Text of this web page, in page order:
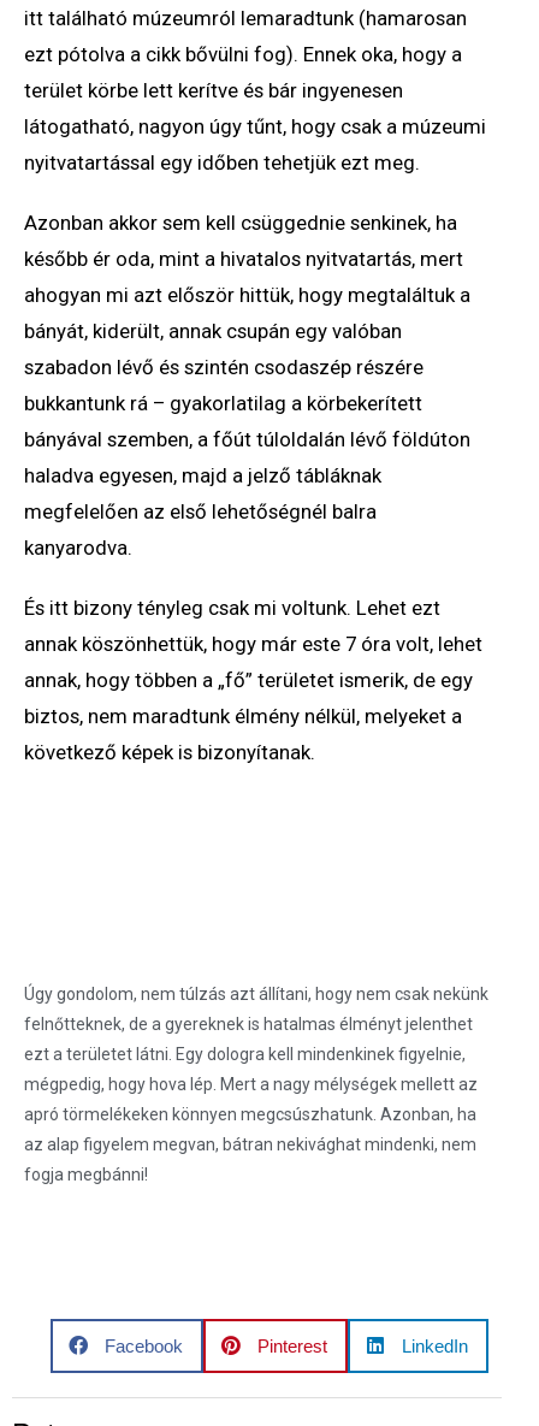
itt található múzeumról lemaradtunk (hamarosan
ezt pótolva a cikk bővülni fog). Ennek oka, hogy a
terület körbe lett kerítve és bár ingyenesen
látogatható, nagyon úgy tűnt, hogy csak a múzeumi
nyitvatartással egy időben tehetjük ezt meg.
Azonban akkor sem kell csüggednie senkinek, ha
később ér oda, mint a hivatalos nyitvatartás, mert
ahogyan mi azt először hittük, hogy megtaláltuk a
bányát, kiderült, annak csupán egy valóban
szabadon lévő és szintén csodaszép részére
bukkantunk rá – gyakorlatilag a körbekerített
bányával szemben, a főút túloldalán lévő földúton
haladva egyesen, majd a jelző tábláknak
megfelelően az első lehetőségnél balra
kanyarodva.
És itt bizony tényleg csak mi voltunk. Lehet ezt
annak köszönhettük, hogy már este 7 óra volt, lehet
annak, hogy többen a „fő” területet ismerik, de egy
biztos, nem maradtunk élmény nélkül, melyeket a
következő képek is bizonyítanak.
Úgy gondolom, nem túlzás azt állítani, hogy nem csak nekünk
felnőtteknek, de a gyereknek is hatalmas élményt jelenthet
ezt a területet látni. Egy dologra kell mindenkinek figyelnie,
mégpedig, hogy hova lép. Mert a nagy mélységek mellett az
apró törmelékeken könnyen megcsúszhatunk. Azonban, ha
az alap figyelem megvan, bátran nekivághat mindenki, nem
fogja megbánni!
Facebook Pinterest LinkedIn